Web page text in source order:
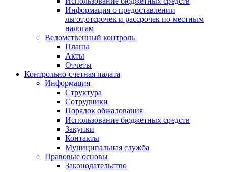
Информация о предоставлении
льгот,отсрочек и рассрочек по местным
налогам
Ведомственный контроль
Планы
Акты
Отчеты
Контрольно-счетная палата
Информация
Структура
Сотрудники
Порядок обжалования
Использование бюджетных средств
Закупки
Контакты
Муниципальная служба
Правовые основы
Законодательство